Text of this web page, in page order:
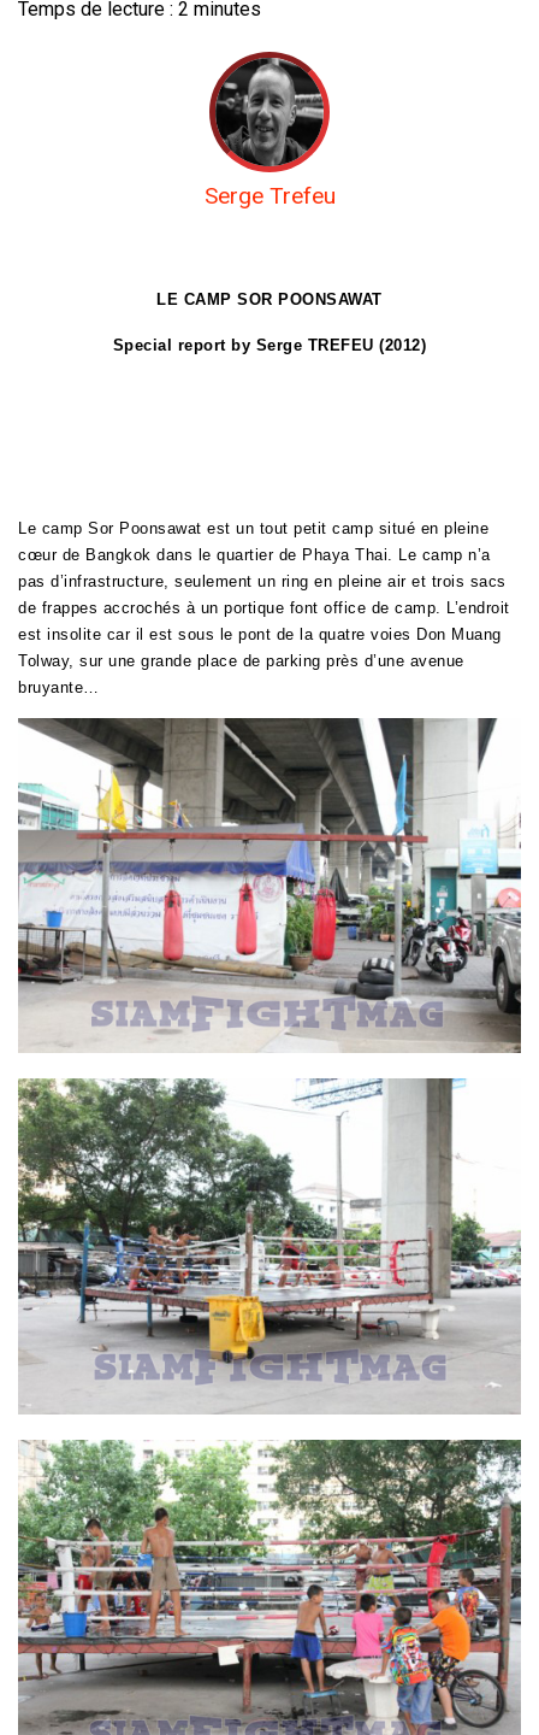
Temps de lecture : 2 minutes
Serge Trefeu
LE CAMP SOR POONSAWAT
Special report by Serge TREFEU (2012)
Le camp Sor Poonsawat est un tout petit camp situé en pleine
cœur de Bangkok dans le quartier de Phaya Thai. Le camp n’a
pas d’infrastructure, seulement un ring en pleine air et trois sacs
de frappes accrochés à un portique font office de camp. L’endroit
est insolite car il est sous le pont de la quatre voies Don Muang
Tolway, sur une grande place de parking près d’une avenue
bruyante…